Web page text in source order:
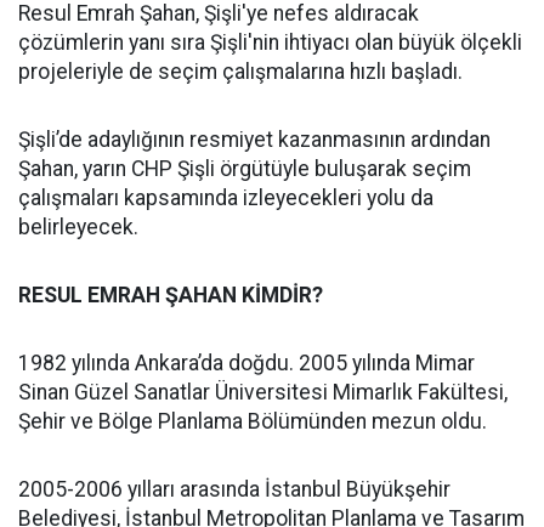
Resul Emrah Şahan, Şişli'ye nefes aldıracak
çözümlerin yanı sıra Şişli'nin ihtiyacı olan büyük ölçekli
projeleriyle de seçim çalışmalarına hızlı başladı.
Şişli’de adaylığının resmiyet kazanmasının ardından
Şahan, yarın CHP Şişli örgütüyle buluşarak seçim
çalışmaları kapsamında izleyecekleri yolu da
belirleyecek.
RESUL EMRAH ŞAHAN KİMDİR?
1982 yılında Ankara’da doğdu. 2005 yılında Mimar
Sinan Güzel Sanatlar Üniversitesi Mimarlık Fakültesi,
Şehir ve Bölge Planlama Bölümünden mezun oldu.
2005-2006 yılları arasında İstanbul Büyükşehir
Belediyesi, İstanbul Metropolitan Planlama ve Tasarım